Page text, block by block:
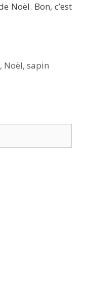
Noël. Bon, c’est
, Noël,sapin